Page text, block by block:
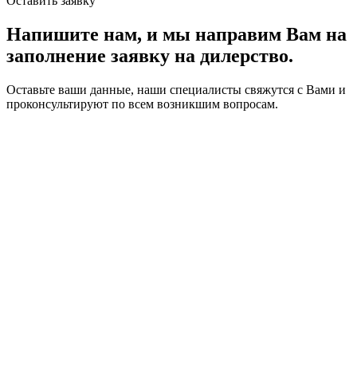
Напишите нам, и мы направим Вам на
заполнение заявку на дилерство.
Оставьте ваши данные, наши специалисты свяжутся с Вами и
проконсультируют по всем возникшим вопросам.